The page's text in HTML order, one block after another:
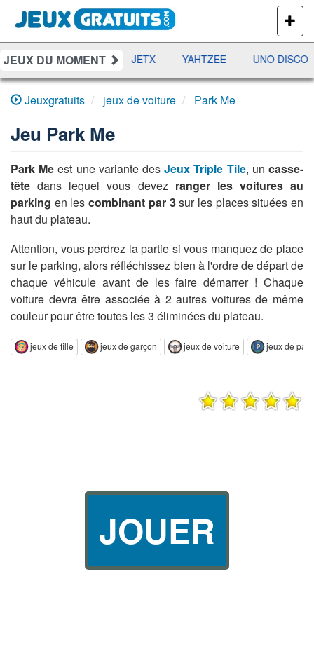
PLUS
DE
JEUX
JEUX DU MOMENT
DAMES RAMI JETX YAHTZEE UNO DISCO
Jeuxgratuits jeux de voiture Park Me
Jeu Park Me
Park Me est une variante desJeux Triple Tile, uncasse-
tête dans lequel vous devez ranger les voitures au
parking en lescombinant par 3sur les places situées en
haut du plateau.
Attention, vous perdrez la partie si vous manquez de place
sur le parking, alors réfléchissez bien à l'ordre de départ de
chaque véhicule avant de les faire démarrer ! Chaque
voiture devra être associée à 2 autres voitures de même
couleur pour être toutes les 3 éliminées du plateau.
jeux de fille jeux de garçon jeux de voiture jeux de
JOUER